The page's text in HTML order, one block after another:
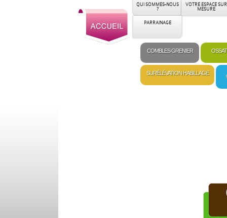
QUI SOMMES-NOUS
?
VOTRE ESPACE SUR
MESURE
PARRAINAGE
COMBLES GRENIER
SURÉLÉVATION HABILLAGE